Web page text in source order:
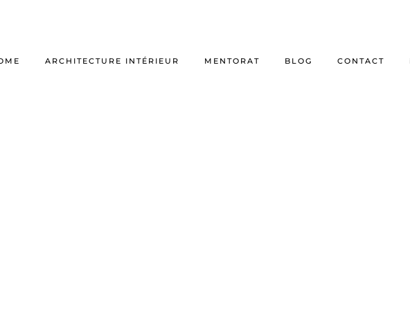
ARCHITECTURE INTÉRIEUR MENTORAT BLOG CONTACT